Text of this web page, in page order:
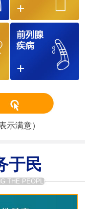
示满意）
于民
THE PEOPLE